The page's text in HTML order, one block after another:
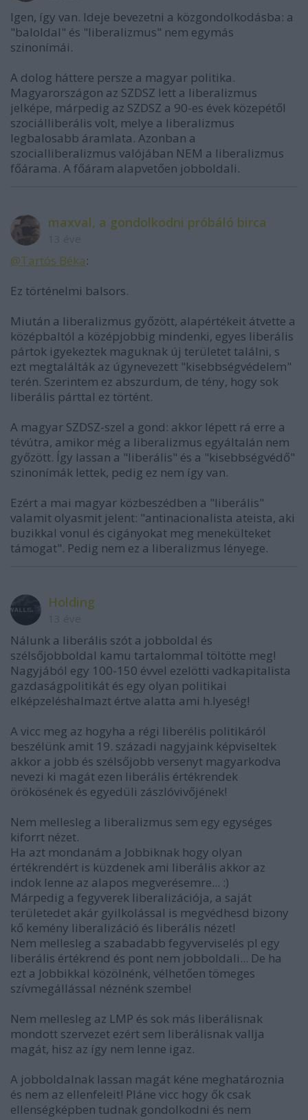
Igen, így van. Ideje bevezetni a közgondolkodásba: a
"baloldal" és "liberalizmus" nem egymás
szinonímái.
A dolog háttere persze a magyar politika.
Magyarországon az SZDSZ lett a liberalizmus
jelképe, márpedig az SZDSZ a 90-es évek közepétől
szociálliberális volt, melye a liberalizmus
legbalosabb áramlata. Azonban a
szocialliberalizmus valójában NEM a liberalizmus
főárama. A főáram alapvetően jobboldali.
maxval, a gondolkodni próbáló birca
@Tartós Béka:
Ez történelmi balsors.
Miután a liberalizmus győzött, alapértékeit átvette a
középbaltól a középjobbig mindenki, egyes liberális
pártok igyekeztek maguknak új területet találni, s
ezt megtalálták az úgynevezett "kisebbségvédelem"
terén. Szerintem ez abszurdum, de tény, hogy sok
liberális párttal ez történt.
A magyar SZDSZ-szel a gond: akkor lépett rá erre a
tévútra, amikor még a liberalizmus egyáltalán nem
győzött. Így lassan a "liberális" és a "kisebbségvédő"
szinonímák lettek, pedig ez nem így van.
Ezért a mai magyar közbeszédben a "liberális"
valamit olyasmit jelent: "antinacionalista ateista, aki
buzikkal vonul és cigányokat meg menekülteket
támogat". Pedig nem ez a liberalizmus lényege.
Holding
Nálunk a liberális szót a jobboldal és
szélsőjobboldal kamu tartalommal töltötte meg!
Nagyjából egy 100-150 évvel ezelötti vadkapitalista
gazdaságpolitikát és egy olyan politikai
elképzeléshalmazt értve alatta ami h.lyeség!
A vicc meg az hogyha a régi liberélis politikáról
beszélünk amit 19. századi nagyjaink képviseltek
akkor a jobb és szélsőjobb versenyt magyarkodva
nevezi ki magát ezen liberális értékrendek
örökösének és egyedüli zászlóvivőjének!
Nem mellesleg a liberalizmus sem egy egységes
kiforrt nézet.
Ha azt mondanám a Jobbiknak hogy olyan
értékrendért is küzdenek ami liberális akkor az
indok lenne az alapos megverésemre... :)
Márpedig a fegyverek liberalizációja, a saját
területedet akár gyilkolással is megvédhesd bizony
kő kemény liberalizáció és liberális nézet!
Nem mellesleg a szabadabb fegyverviselés pl egy
liberális értékrend és pont nem jobboldali... De ha
ezt a Jobbikkal közölnénk, vélhetően tömeges
szívmegállással néznénk szembe!
Nem mellesleg az LMP és sok más liberálisnak
mondott szervezet ezért sem liberálisnak vallja
magát, hisz az így nem lenne igaz.
A jobboldalnak lassan magát kéne meghatároznia
és nem az ellenfeleit! Pláne vicc hogy ők csak
ellenségképben tudnak gondolkodni és nem